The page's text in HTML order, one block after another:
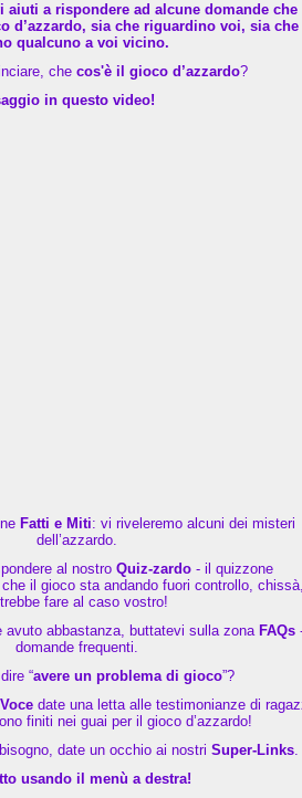
aiuti a rispondere ad alcune domande che
d’azzardo, sia che riguardino voi, sia che
qualcuno a voi vicino.
che cos'è il gioco d’azzardo?
in questo video!
Fatti e Miti: vi riveleremo alcuni dei misteri
dell’azzardo.
al nostro Quiz-zardo - il quizzone
il gioco sta andando fuori controllo,
fare al caso vostro!
avuto abbastanza, buttatevi sulla zona FAQs
domande frequenti.
“avere un problema di gioco”?
date una letta alle testimonianze di
finiti nei guai per il gioco d’azzardo!
date un occhio ai nostri Super-Links.
usando il menù a destra!